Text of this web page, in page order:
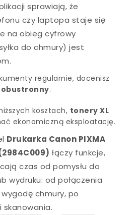
sprawiają, że
czy laptopa staje się
na obieg cyfrowy
do chmury) jest
regularnie, docenisz
.
kosztach, tonery XL
ekonomiczną eksploatację.
Drukarka Canon PIXMA
łączy funkcje,
czas od pomysłu do
wydruku: od połączenia
wygodę chmury, po